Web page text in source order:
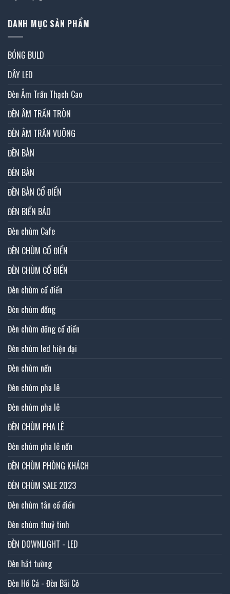
DANH MỤC SẢN PHẨM
BÓNG BULD
DÂY LED
Đèn Âm Trần Thạch Cao
ĐÈN ÂM TRẦN TRÒN
ĐÈN ÂM TRẦN VUÔNG
ĐÈN BÀN
ĐÈN BÀN
ĐÈN BÀN CỔ ĐIỂN
ĐÈN BIỂN BÁO
Đèn chùm Cafe
ĐÈN CHÙM CỔ ĐIỂN
ĐÈN CHÙM CỔ ĐIỂN
Đèn chùm cổ điển
Đèn chùm đồng
Đèn chùm đồng cổ điển
Đèn chùm led hiện đại
Đèn chùm nến
Đèn chùm pha lê
Đèn chùm pha lê
ĐÈN CHÙM PHA LÊ
Đèn chùm pha lê nến
ĐÈN CHÙM PHÒNG KHÁCH
ĐÈN CHÙM SALE 2023
Đèn chùm tân cổ điển
Đèn chùm thuỷ tinh
ĐÈN DOWNLIGHT - LED
Đèn hắt tường
Đèn Hồ Cá - Đèn Bãi Cỏ